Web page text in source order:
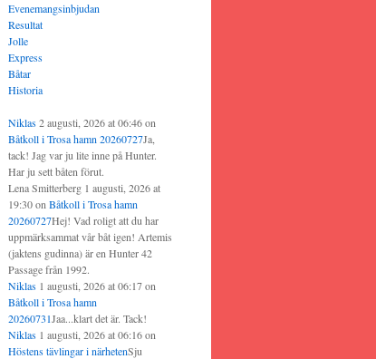
Evenemangsinbjudan
Resultat
Jolle
Express
Båtar
Historia
Niklas2 augusti, 2026 at 06:46on
Båtkoll i Trosa hamn 20260727Ja,
tack! Jag var ju lite inne på Hunter.
Har ju sett båten förut.
Lena Smitterberg1 augusti, 2026 at
19:30on Båtkoll i Trosa hamn
20260727Hej! Vad roligt att du har
uppmärksammat vår båt igen! Artemis
(jaktens gudinna) är en Hunter 42
Passage från 1992.
Niklas1 augusti, 2026 at 06:17on
Båtkoll i Trosa hamn
20260731Jaa...klart det är. Tack!
Niklas1 augusti, 2026 at 06:16on
Höstens tävlingar i närhetenSju